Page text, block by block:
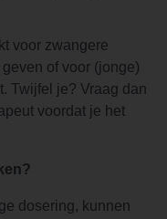
voor zwangere
of voor (jonge)
Twijfel je? Vraag dan
voordat je het
dosering, kunnen